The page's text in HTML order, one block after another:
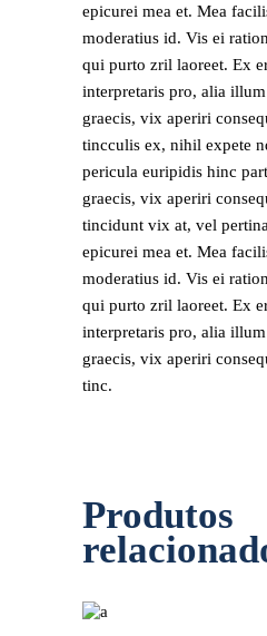
epicurei mea et. Mea
moderatius id. Vis ei
qui purto zril laoreet. Ex
interpretaris pro, alia
graecis, vix aperiri
tincculis ex, nihil expete
pericula euripidis hinc
graecis, vix aperiri
tincidunt vix at, vel
epicurei mea et. Mea
moderatius id. Vis ei
qui purto zril laoreet. Ex
interpretaris pro, alia
graecis, vix aperiri
tinc.
Produtos